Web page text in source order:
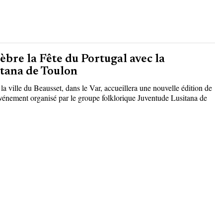
la Fête du Portugal avec la
de Toulon
ville du Beausset, dans le Var, accueillera une nouvelle édition de
organisé par le groupe folklorique Juventude Lusitana de